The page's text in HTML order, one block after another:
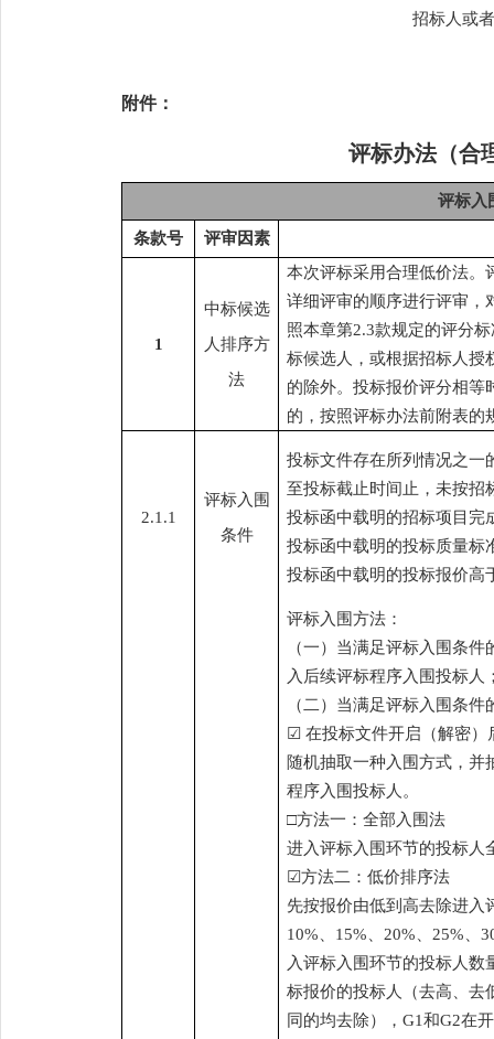
招标人或
附件：
评标办法（合
评标入
条款号 评审因素
1
中标候选
人排序方
法
本次评标采用合理低价法。
详细评审的顺序进行评审，
照本章第2.3款规定的评分
标候选人，或根据招标人授
的除外。投标报价评分相等
的，按照评标办法前附表的
2.1.1
评标入围
条件
投标文件存在所列情况之一
至投标截止时间止，未按招
投标函中载明的招标项目完
投标函中载明的投标质量标
投标函中载明的投标报价高
评标入围方法：
（一）当满足评标入围条
入后续评标程序入围投标人
（二）当满足评标入围条件
☑ 在投标文件开启（解密）
随机抽取一种入围方式，并
程序入围投标人。
□方法一：全部入围法
进入评标入围环节的投标人
☑方法二：低价排序法
先按报价由低到高去除进入
10%、15%、20%、25%、
入评标入围环节的投标人数
标报价的投标人（去高、去
同的均去除），G1和G2在